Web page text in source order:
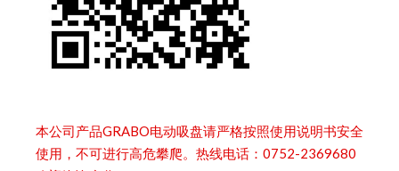
本公司产品GRABO电动吸盘请严格按照使用说明书安全
使用，不可进行高危攀爬。热线电话：0752-2369680